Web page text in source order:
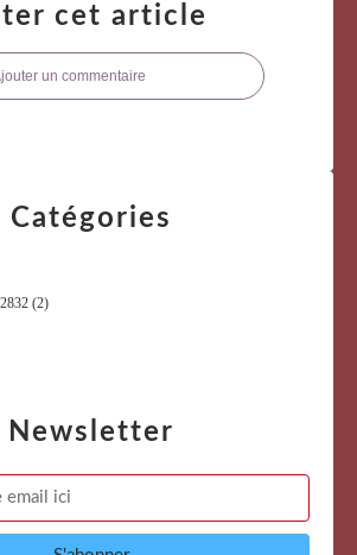
cet article
un commentaire
Newsletter
Catégories
(2)